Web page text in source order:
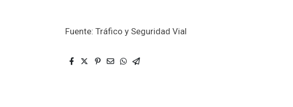
Fuente: Tráfico y Seguridad Vial